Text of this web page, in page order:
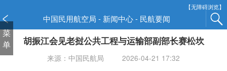
【无障碍浏览】
中国民用航空局 - 新闻中心 - 民航要闻
菜
单
胡振江会见老挝公共工程与运输部副部长赛松坎
来源：中国民航局 2026-04-21 17:32
窗
口
打
开